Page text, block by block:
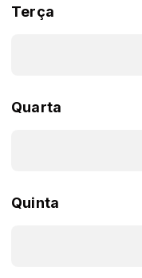
Terça
Quarta
Quinta